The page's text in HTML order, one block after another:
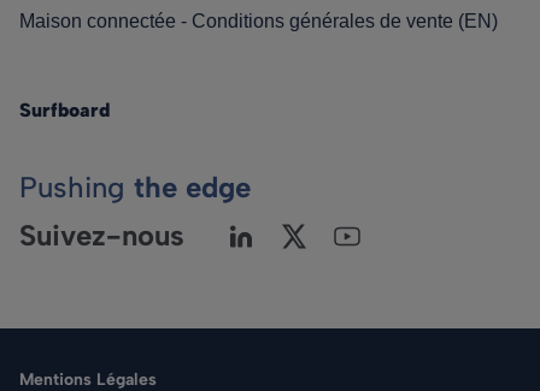
Maison connectée - Conditions générales de vente (EN)
Surfboard
Pushing the edge
Suivez-nous
Mentions Légales